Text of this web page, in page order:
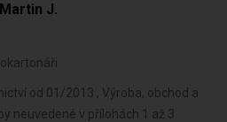
Martin J.
od 01/2013 , Výroba, obchod a
neuvedené v přílohách 1 až 3